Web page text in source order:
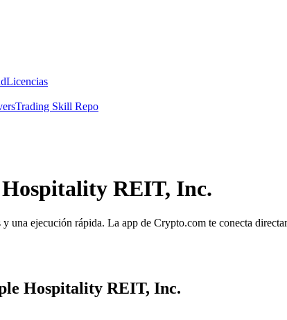
Licencias
Trading Skill Repo
REIT, Inc.
ejecución rápida. La app de Crypto.com te conecta
Hospitality REIT, Inc.